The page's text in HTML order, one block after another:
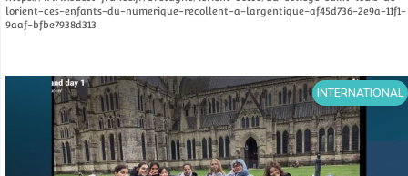
lorient-ces-enfants-du-numerique-recollent-a-largentique-af45d736-2e9a-11f1-
9aaf-bfbe7938d313
INTERNATIONAL